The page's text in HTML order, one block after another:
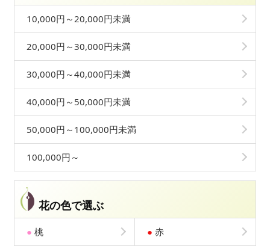
10,000円～20,000円未満
20,000円～30,000円未満
30,000円～40,000円未満
40,000円～50,000円未満
50,000円～100,000円未満
100,000円～
花の色で選ぶ
● 桃 ● 赤